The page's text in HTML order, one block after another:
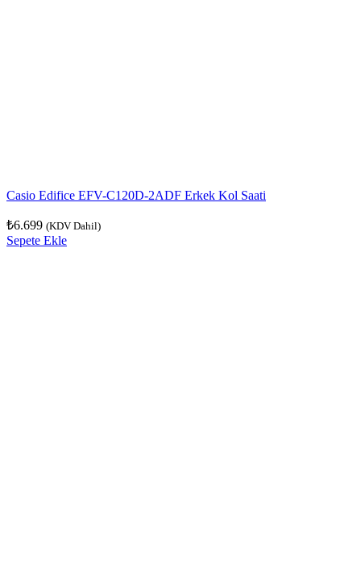
Casio Edifice EFV-C120D-2ADF Erkek Kol Saati
₺6.699 (KDV Dahil)
Sepete Ekle